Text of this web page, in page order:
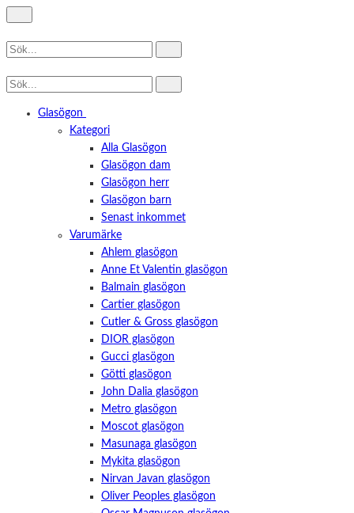
Glasögon
Kategori
Alla Glasögon
Glasögon dam
Glasögon herr
Glasögon barn
Senast inkommet
Varumärke
Ahlem glasögon
Anne Et Valentin glasögon
Balmain glasögon
Cartier glasögon
Cutler & Gross glasögon
DIOR glasögon
Gucci glasögon
Götti glasögon
John Dalia glasögon
Metro glasögon
Moscot glasögon
Masunaga glasögon
Mykita glasögon
Nirvan Javan glasögon
Oliver Peoples glasögon